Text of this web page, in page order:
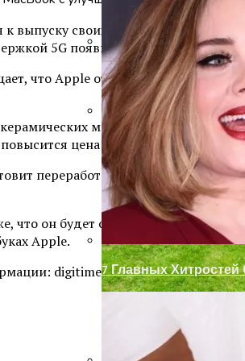
Замки С Ручкой Для
Декор Для Участка
7 Главных
к выпуску своих первых сотовых
5G появится во второй
что Apple отойдет от стандарта
материалов может
цена и на ноутбуки.
переработанный MacBook Pro
что он будет оснащен новой
Apple.
digitimes